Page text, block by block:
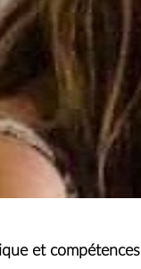
et compétences